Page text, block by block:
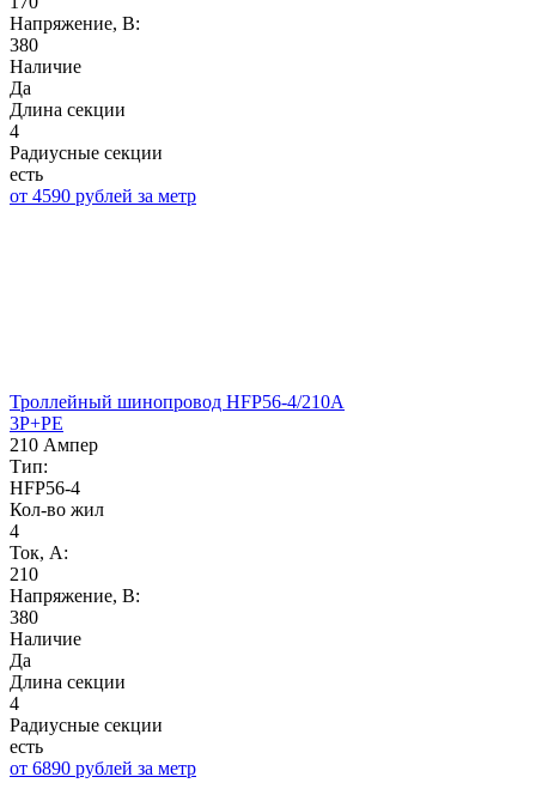
Напряжение, B:
380
Наличие
Да
Длина секции
4
Радиусные секции
есть
от 4590 рублей за метр
Троллейный шинопровод HFP56-4/210А
3P+PE
210 Ампер
Тип:
HFP56-4
Кол-во жил
4
Ток, А:
210
Напряжение, B:
380
Наличие
Да
Длина секции
4
Радиусные секции
есть
от 6890 рублей за метр